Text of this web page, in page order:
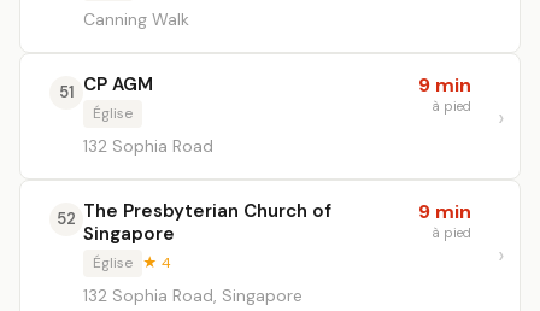
Canning Walk
51 CP AGM
Église
132 Sophia Road
9 min
à pied
52 The Presbyterian Church of
Singapore
Église ★ 4
132 Sophia Road, Singapore
9 min
à pied